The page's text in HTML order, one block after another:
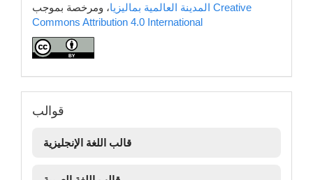
المدينة العالمية بماليزيا Creative
Commons Attribution 4.0 International
قوالب
قوالب
قالب اللغة الإنجليزية